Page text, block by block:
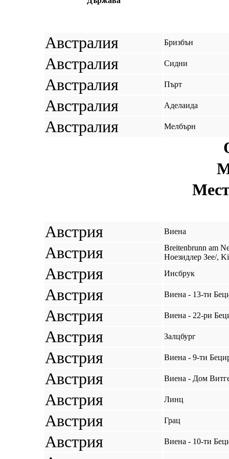
Австралия Бризбън
Австралия Сидни
Австралия Пърт
Австралия Аделаида
Австралия Мелбърн
Австрия Виена
Австрия
Breitenbrunn am
Ноезидлер Зее/,
Австрия Инсбрук
Австрия Виена - 13-ти
Австрия Виена - 22-ри
Австрия Залцбург
Австрия Виена - 9-ти
Австрия Виена - Дом
Австрия Линц
Австрия Грац
Австрия Виена - 10-ти